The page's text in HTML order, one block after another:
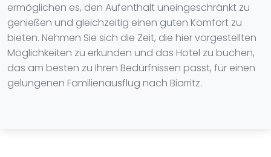
ermöglichen es, den Aufenthalt uneingeschränkt zu
genießen und gleichzeitig einen guten Komfort zu
bieten. Nehmen Sie sich die Zeit, die hier vorgestellten
Möglichkeiten zu erkunden und das Hotel zu buchen,
das am besten zu Ihren Bedürfnissen passt, für einen
gelungenen Familienausflug nach Biarritz.